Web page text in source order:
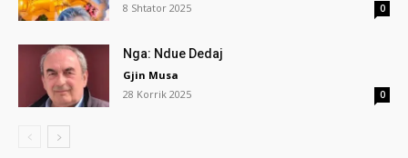
8 Shtator 2025
0
Nga: Ndue Dedaj
Gjin Musa
28 Korrik 2025
0